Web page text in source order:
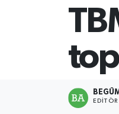
EDITÖR